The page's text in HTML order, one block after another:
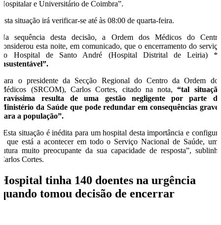
Hospitalar e Universitário de Coimbra”.
Esta situação irá verificar-se até às 08:00 de quarta-feira.
Na sequência desta decisão, a Ordem dos Médicos do Centro
considerou esta noite, em comunicado, que o encerramento do serviço
do Hospital de Santo André (Hospital Distrital de Leiria) “é
insustentável”.
Para o presidente da Secção Regional do Centro da Ordem dos
Médicos (SRCOM), Carlos Cortes, citado na nota,“tal situação
gravíssima resulta de uma gestão negligente por parte do
Ministério da Saúde que pode redundar em consequências graves
para a população”.
“Esta situação é inédita para um hospital desta importância e configura
o que está a acontecer em todo o Serviço Nacional de Saúde, uma
rutura muito preocupante da sua capacidade de resposta”, sublinha
Carlos Cortes.
Hospital tinha 140 doentes na urgência
quando tomou decisão de encerrar